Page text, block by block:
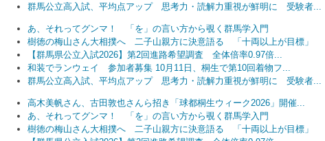
群馬公立高入試、平均点アップ 思考力・読解力重視が鮮明に 受験者...
あ、それってグンマ！ 「を」の言い方から覗く群馬学入門
樹徳の梅山さん大相撲へ 二子山親方に決意語る 「十両以上が目標」
【群馬県公立入試2026】第2回進路希望調査 全体倍率0.97倍...
和装でランウェイ 参加者募集 10月11日、桐生で第10回着物フ...
群馬公立高入試、平均点アップ 思考力・読解力重視が鮮明に 受験者...
高木美帆さん、古田敦也さんら招き「球都桐生ウィーク2026」開催...
あ、それってグンマ！ 「を」の言い方から覗く群馬学入門
樹徳の梅山さん大相撲へ 二子山親方に決意語る 「十両以上が目標」